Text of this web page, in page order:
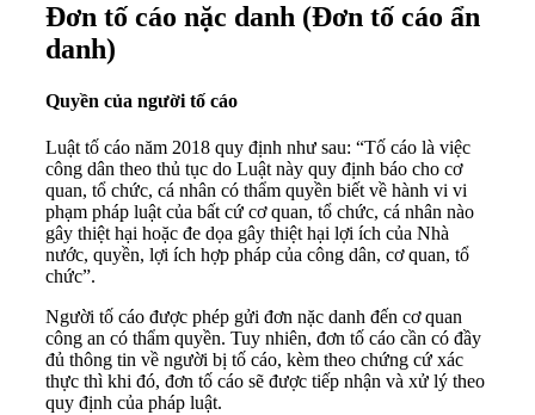
Đơn tố cáo nặc danh (Đơn tố cáo ẩn
danh)
Quyền của người tố cáo
Luật tố cáo năm 2018 quy định như sau: “Tố cáo là việc
công dân theo thủ tục do Luật này quy định báo cho cơ
quan, tổ chức, cá nhân có thẩm quyền biết về hành vi vi
phạm pháp luật của bất cứ cơ quan, tổ chức, cá nhân nào
gây thiệt hại hoặc đe dọa gây thiệt hại lợi ích của Nhà
nước, quyền, lợi ích hợp pháp của công dân, cơ quan, tổ
chức”.
Người tố cáo được phép gửi đơn nặc danh đến cơ quan
công an có thẩm quyền. Tuy nhiên, đơn tố cáo cần có đầy
đủ thông tin về người bị tố cáo, kèm theo chứng cứ xác
thực thì khi đó, đơn tố cáo sẽ được tiếp nhận và xử lý theo
quy định của pháp luật.